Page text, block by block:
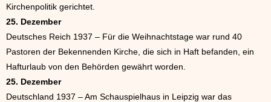
Kirchenpolitik gerichtet.
25. Dezember
Deutsches Reich 1937 – Für die Weihnachtstage war rund 40
Pastoren der Bekennenden Kirche, die sich in Haft befanden, ein
Hafturlaub von den Behörden gewährt worden.
25. Dezember
Deutschland 1937 – Am Schauspielhaus in Leipzig war das